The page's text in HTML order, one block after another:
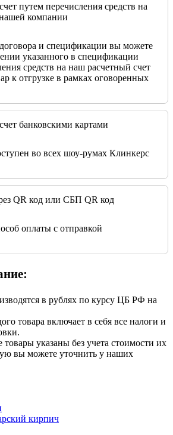
путем перечисления средств на
компании
и спецификации вы можете
указанного в спецификации
средств на наш расчетный счет
к отгрузке в рамках оговоренных
банковскими картами
во всех шоу-румах Клинкерс
QR код или СБП QR код
оплаты с отправкой
в рублях по курсу ЦБ РФ на
товара включает в себя все налоги и
указаны без учета стоимости их
вы можете уточнить у наших
кирпич